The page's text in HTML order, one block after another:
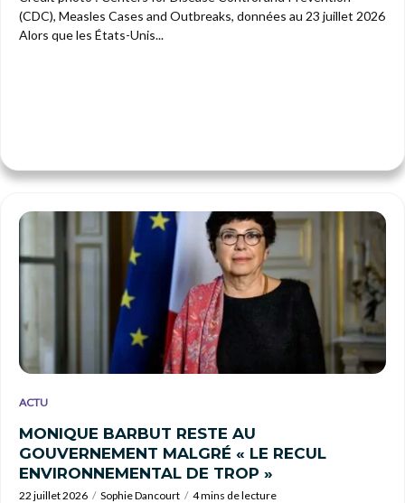
(CDC), Measles Cases and Outbreaks, données au 23 juillet 2026
Alors que les États-Unis...
ACTU
MONIQUE BARBUT RESTE AU
GOUVERNEMENT MALGRÉ « LE RECUL
ENVIRONNEMENTAL DE TROP »
22 juillet 2026 Sophie Dancourt 4 mins de lecture